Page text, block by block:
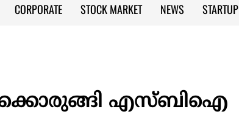
CORPORATE STOCK MARKET NEWS STARTUP
എസ്ബിഐ